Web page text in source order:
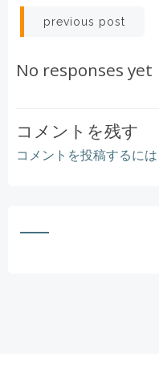
Post
navigation
previous post
No responses yet
コメントを残す
コメントを投稿するには